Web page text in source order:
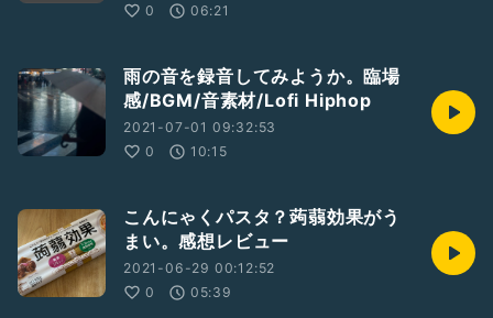
0
06:21
雨の音を録音してみようか。臨場
感/BGM/音素材/Lofi Hiphop
2021-07-01 09:32:53
0
10:15
こんにゃくパスタ？蒟蒻効果がう
まい。感想レビュー
2021-06-29 00:12:52
0
05:39